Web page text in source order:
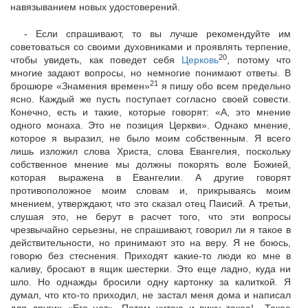
навязыванием новых удостоверений.
- Если спрашивают, то вы лучше рекомендуйте им
советоваться со своими духовниками и проявлять терпение,
чтобы увидеть, как поведет себя Церковь20
, потому что
многие задают вопросы, но немногие понимают ответы. В
брошюре «Знамения времен»21я пишу обо всем предельно
ясно. Каждый же пусть поступает согласно своей совести.
Конечно, есть и такие, которые говорят: «А, это мнение
одного монаха. Это не позиция Церкви». Однако мнение,
которое я выразил, не было моим собственным. Я всего
лишь изложил слова Христа, слова Евангелия, поскольку
собственное мнение мы должны покорять воле Божией,
которая выражена в Евангелии. А другие говорят
противоположное моим словам и, прикрываясь моим
мнением, утверждают, что это сказал отец Паисий. А третьи,
слушая это, не берут в расчет того, что эти вопросы
чрезвычайно серьезны, не спрашивают, говорил ли я такое в
действительности, но принимают это на веру. Я не боюсь,
говорю без стеснения. Приходят какие-то люди ко мне в
каливу, бросают в ящик шестерки. Это еще ладно, куда ни
шло. Но однажды бросили одну картонку за калиткой. Я
думал, что кто-то приходил, не застал меня дома и написал